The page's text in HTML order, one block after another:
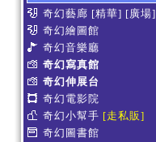
奇幻藝廊 [精華] [廣場]
奇幻繪圖館
奇幻音樂廳
奇幻寫真館
奇幻伸展台
奇幻電影院
奇幻小幫手 [走私販]
奇幻圖書館